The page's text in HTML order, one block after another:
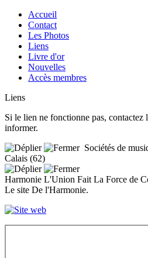
Accueil
Contact
Les Photos
Liens
Livre d'or
Nouvelles
Accès membres
Liens
Si le lien ne fonctionne pas, contactez
informer.
Sociétés de
Calais (62)
Harmonie L'Union Fait La Force de
Le site De l'Harmonie.